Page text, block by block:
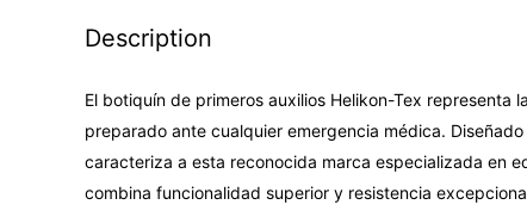
Description
El botiquín de primeros auxilios Helikon-Tex representa
preparado ante cualquier emergencia médica.
caracteriza a esta reconocida marca especializada en
combina funcionalidad superior y resistencia